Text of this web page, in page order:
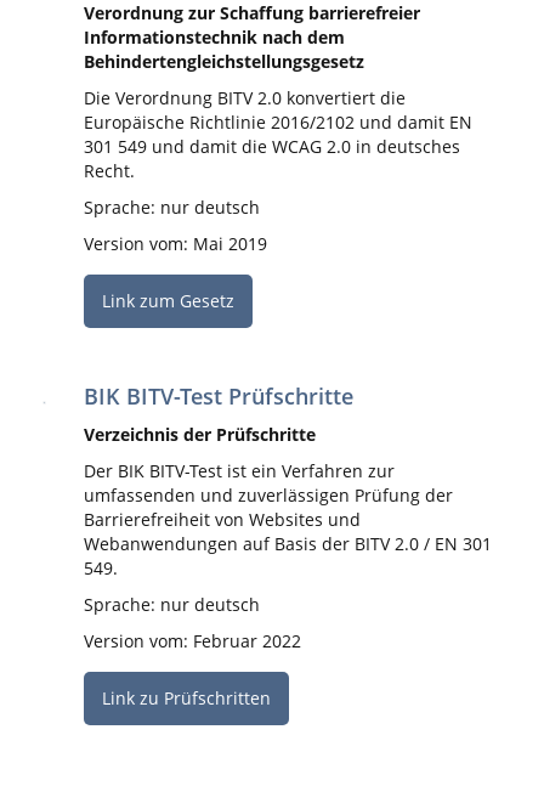
Verordnung zur Schaffung barrierefreier
Informationstechnik nach dem
Behindertengleichstellungsgesetz
Die Verordnung BITV 2.0 konvertiert die
Europäische Richtlinie 2016/2102 und damit EN
301 549 und damit die WCAG 2.0 in deutsches
Recht.
Sprache: nur deutsch
Version vom: Mai 2019
Link zum Gesetz
BIK BITV-Test Prüfschritte
Verzeichnis der Prüfschritte
Der BIK BITV-Test ist ein Verfahren zur
umfassenden und zuverlässigen Prüfung der
Barrierefreiheit von Websites und
Webanwendungen auf Basis der BITV 2.0 / EN 301
549.
Sprache: nur deutsch
Version vom: Februar 2022
Link zu Prüfschritten